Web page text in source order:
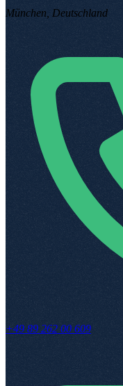
München, Deutschland
+49 89 262 00 609